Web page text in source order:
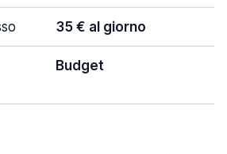
35 € al giorno
Budget